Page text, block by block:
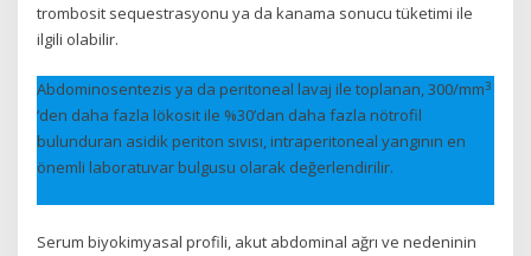
trombosit sequestrasyonu ya da kanama sonucu tüketimi ile
ilgili olabilir.
Abdominosentezis ya da peritoneal lavaj ile toplanan, 300/mm3
‘den daha fazla lökosit ile %30’dan daha fazla nötrofil
bulunduran asidik periton sıvısı, intraperitoneal yangının en
önemli laboratuvar bulgusu olarak değerlendirilir.
Serum biyokimyasal profili, akut abdominal ağrı ve nedeninin